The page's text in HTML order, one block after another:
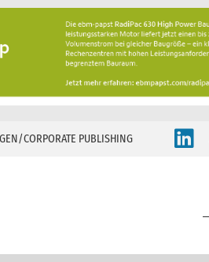
CORPORATE PUBLISHING